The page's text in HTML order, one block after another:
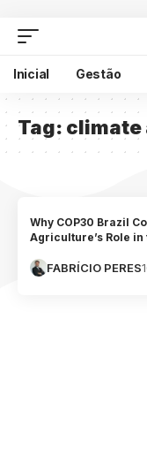
Inicial Gestão
Tag: climate
Why COP30 Brazil
Agriculture’s Role
FABRÍCIO PERES